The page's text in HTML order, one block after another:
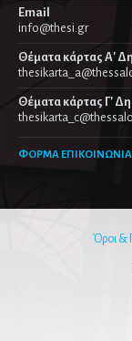
Email
info@thesi.gr
Θέματα κάρτας Α'
Θέματα κάρτας Γ'
ΦΟΡΜΑ ΕΠΙΚΟΙΝΩΝΙΑΣ
Όροι &